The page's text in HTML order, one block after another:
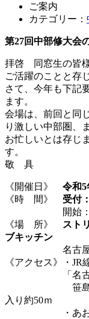
ご案内
カテゴリー：
第27回中部修大会
拝啓 同窓生の皆
ご活躍のことと存
さて、今年も下記
ます。
会場は、前回と同
り激しい中部圏、
お忙しいとは存じ
す。
敬 具
《開催日》 令和5
《時 間》 受付
開始：10時
《場 所》
スト
ブキッチン
名古屋市中
《アクセス》・
「名古屋駅」
笹島交差点
入り約50ｍ
・あおなみ